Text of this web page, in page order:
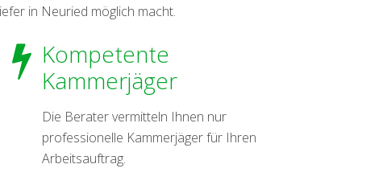
in Neuried möglich macht.
Kompetente
Kammerjäger
Die Berater vermitteln Ihnen nur
professionelle Kammerjäger für Ihren
Arbeitsauftrag.